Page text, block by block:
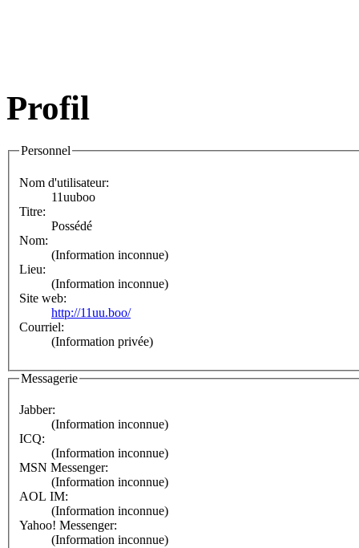
Profil
Personnel
Nom d'utilisateur:
11uuboo
Titre:
Possédé
Nom:
(Information inconnue)
Lieu:
(Information inconnue)
Site web:
http://11uu.boo/
Courriel:
(Information privée)
Messagerie
Jabber:
(Information inconnue)
ICQ:
(Information inconnue)
MSN Messenger:
(Information inconnue)
AOL IM:
(Information inconnue)
Yahoo! Messenger:
(Information inconnue)